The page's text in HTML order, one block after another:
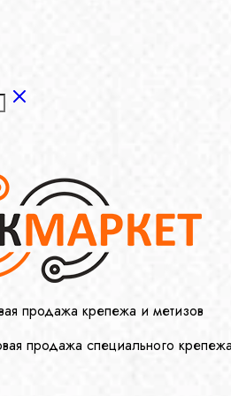
продажа крепежа и метизов
продажа специального